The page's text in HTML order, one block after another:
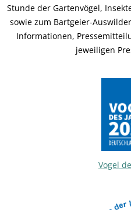
Stunde der Gartenvögel,
sowie zum Bartgeier-
Informationen,
jeweiligen
Vogel